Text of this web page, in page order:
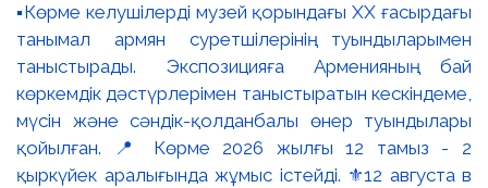
▪️Көрме келушілерді музей қорындағы ХХ ғасырдағы
танымал армян суретшілерінің туындыларымен
таныстырады. Экспозицияға Арменияның бай
көркемдік дәстүрлерімен таныстыратын кескіндеме,
мүсін және сәндік-қолданбалы өнер туындылары
қойылған. 📍 Көрме 2026 жылғы 12 тамыз - 2
қыркүйек аралығында жұмыс істейді. ⚜️12 августа в